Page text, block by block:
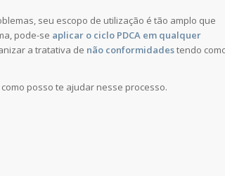
seu escopo de utilização é tão amplo que
pode-se aplicar o ciclo PDCA em qualquer
a tratativa de não conformidadestendo
posso te ajudar nesse processo.